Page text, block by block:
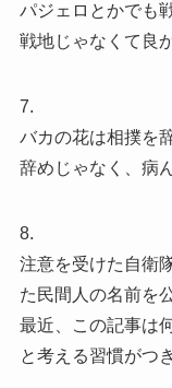
パジェロとかでも
戦地じゃなくて良
7.
バカの花は相撲を
辞めじゃなく、病
8.
注意を受けた自衛
た民間人の名前を
最近、この記事は
と考える習慣がつ